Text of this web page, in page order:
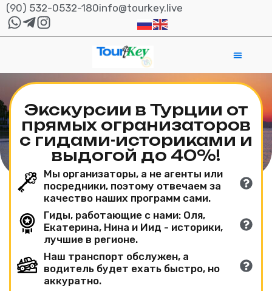
(90) 532-0532-180info@tourkey.live
Экскурсии в Турции от
прямых огранизаторов
с гидами-историками и
выдогой до 40%!
Мы организаторы, а не агенты или
посредники, поэтому отвечаем за
качество наших программ сами.
Гиды, работающие с нами: Оля,
Екатерина, Нина и Иид - историки,
лучшие в регионе.
Наш транспорт обслужен, а
водитель будет ехать быстро, но
аккуратно.